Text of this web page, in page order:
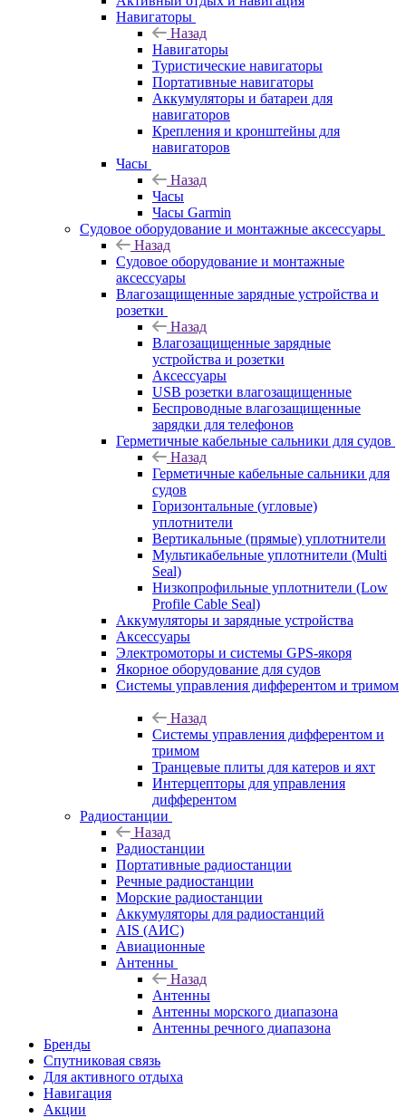
Навигаторы
Назад
Навигаторы
Туристические навигаторы
Портативные навигаторы
Аккумуляторы и батареи для
навигаторов
Крепления и кронштейны для
навигаторов
Часы
Назад
Часы
Часы Garmin
Судовое оборудование и монтажные аксессуары
Назад
Судовое оборудование и монтажные
аксессуары
Влагозащищенные зарядные устройства и
розетки
Назад
Влагозащищенные зарядные
устройства и розетки
Аксессуары
USB розетки влагозащищенные
Беспроводные влагозащищенные
зарядки для телефонов
Герметичные кабельные сальники для судов
Назад
Герметичные кабельные сальники для
судов
Горизонтальные (угловые)
уплотнители
Вертикальные (прямые) уплотнители
Мультикабельные уплотнители (Multi
Seal)
Низкопрофильные уплотнители (Low
Profile Cable Seal)
Аккумуляторы и зарядные устройства
Аксессуары
Электромоторы и системы GPS-якоря
Якорное оборудование для судов
Системы управления дифферентом и тримом
Назад
Системы управления дифферентом и
тримом
Транцевые плиты для катеров и яхт
Интерцепторы для управления
дифферентом
Радиостанции
Назад
Радиостанции
Портативные радиостанции
Речные радиостанции
Морские радиостанции
Аккумуляторы для радиостанций
AIS (АИС)
Авиационные
Антенны
Назад
Антенны
Антенны морского диапазона
Антенны речного диапазона
Бренды
Спутниковая связь
Для активного отдыха
Навигация
Акции